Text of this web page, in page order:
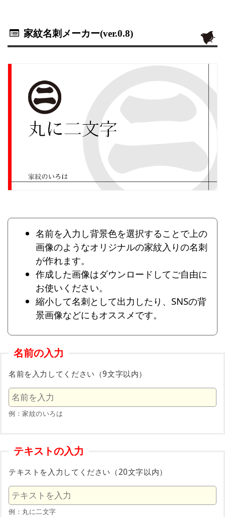
家紋名刺メーカー(ver.0.8)
名前を入力し背景色を選択することで上の
画像のようなオリジナルの家紋入りの名刺
が作れます。
作成した画像はダウンロードしてご自由に
お使いください。
縮小して名刺として出力したり、SNSの背
景画像などにもオススメです。
名前の入力
名前を入力してください（9文字以内）
例：家紋のいろは
テキストの入力
テキストを入力してください（20文字以内）
例：丸に二文字